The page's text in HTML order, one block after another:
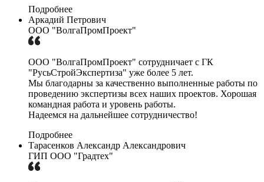
Подробнее
Аркадий Петрович
ООО "ВолгаПромПроект"
ООО "ВолгаПромПроект" сотрудничает с ГК
"РусьСтройЭкспертиза" уже более 5 лет.
Мы благодарны за качественно выполненные работы по
проведению экспертизы всех наших проектов. Хорошая
командная работа и уровень работы.
Надеемся на дальнейшее сотрудничество!
Подробнее
Тарасенков Александр Александрович
ГИП ООО "Градтех"